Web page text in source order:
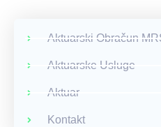
Aktuarski Obračun
Aktuarske Usluge
Aktuar
Kontakt